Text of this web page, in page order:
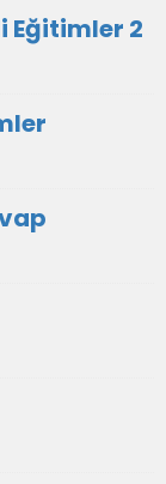
Eğitimler 2